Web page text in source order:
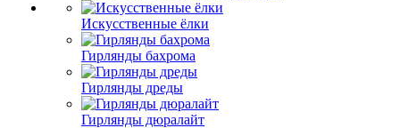
Искусственные ёлки
Гирлянды бахрома
Гирлянды дреды
Гирлянды дюралайт